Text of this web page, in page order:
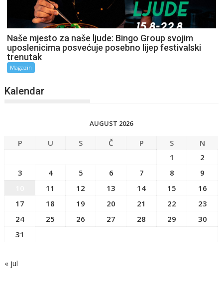
Naše mjesto za naše ljude: Bingo Group svojim
uposlenicima posvećuje posebno lijep festivalski
trenutak
Magazin
Kalendar
AUGUST 2026
P U S Č P S
N
1
2
3
4 5 6 7 8
9
11 12 13 14 15
16
17
18 19 20 21 22
23
24
25 26 27 28 29
30
31
« jul